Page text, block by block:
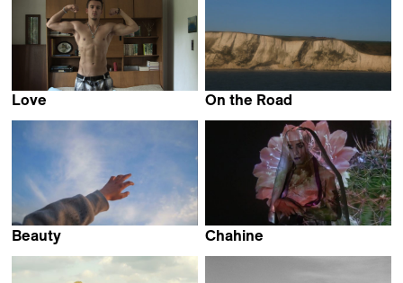
Love
On the Road
Beauty
Chahine